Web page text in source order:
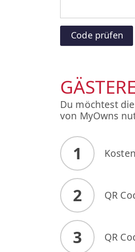
Code prüfen
Du möchtest
von MyOwns
1
2 QR
3 QR